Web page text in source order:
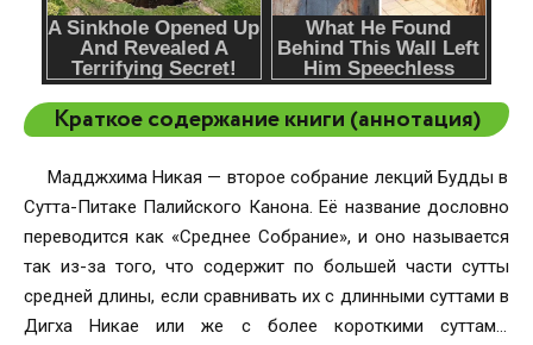
Краткое содержание книги (аннотация)
Мадджхима Никая — второе собрание лекций Будды в
Сутта-Питаке Палийского Канона. Её название дословно
переводится как «Среднее Собрание», и оно называется
так из-за того, что содержит по большей части сутты
средней длины, если сравнивать их с длинными суттами в
Дигха Никае или же с более короткими суттами,